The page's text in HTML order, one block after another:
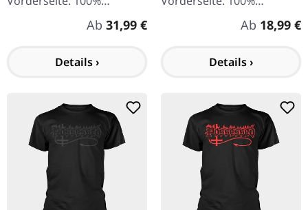
Baumwolle. Possessed ist
seit ihrer Gründung eine
Regulärer Preis:
Ab 31,99 €
Details ›
Baumwolle. Possessed ist
seit ihrer Gründung eine
Metal-Genre.…
Regulärer
Ab 18,99 €
Details ›